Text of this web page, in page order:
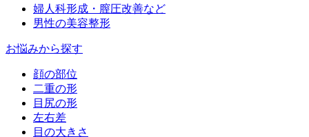
婦人科形成・膣圧改善など
男性の美容整形
お悩みから探す
顔の部位
二重の形
目尻の形
左右差
目の大きさ